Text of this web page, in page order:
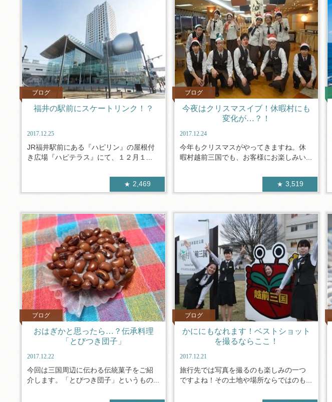
ブログ
福井の駅前にスケートリンク！？
2017.12.25
JR福井駅前にある『ハピリン』の屋根付
き広場『ハピテラス』にて、１２月１...
2,469
ブログ
今夜はクリスマスイブ！休暇村にも
変化が…？！
2017.12.24
今年もクリスマスがやってきますね。休
暇村越前三国でも、お客様にお楽しみい...
3,519
ブログ
おはぎかと思ったら…？伝承料理
「とびつき団子」
2017.12.22
今回は三国周辺に伝わる伝統菓子をご紹
介します。「とびつき団子」というもの...
ブログ
かににもなれます！ベストショット
を撮るならここ！
2017.12.21
旅行先では写真を撮るのも楽しみの一つ
ですよね！その土地や場所ならではのも...